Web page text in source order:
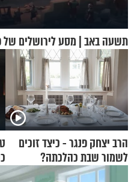
תשעה באב | מסע לירושלים
הרב יצחק פנגר - כיצד זוכים
לשמור שבת כהלכתה?